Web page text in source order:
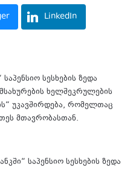
LinkedIn
სესხების ზედა
ხელშეკრულების
უკავშირდება, რომელთაც
მთავრობასთან.
საპენსიო სესხების ზედა